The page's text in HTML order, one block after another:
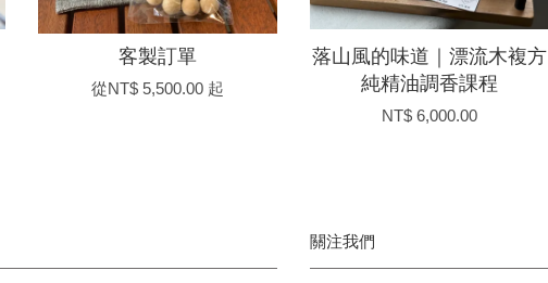
客製訂單
從NT$ 5,500.00 起
落山風的味道｜漂流木複方
純精油調香課程
NT$ 6,000.00
關注我們